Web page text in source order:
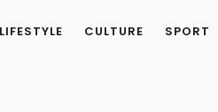
LIFESTYLE CULTURE SPORT